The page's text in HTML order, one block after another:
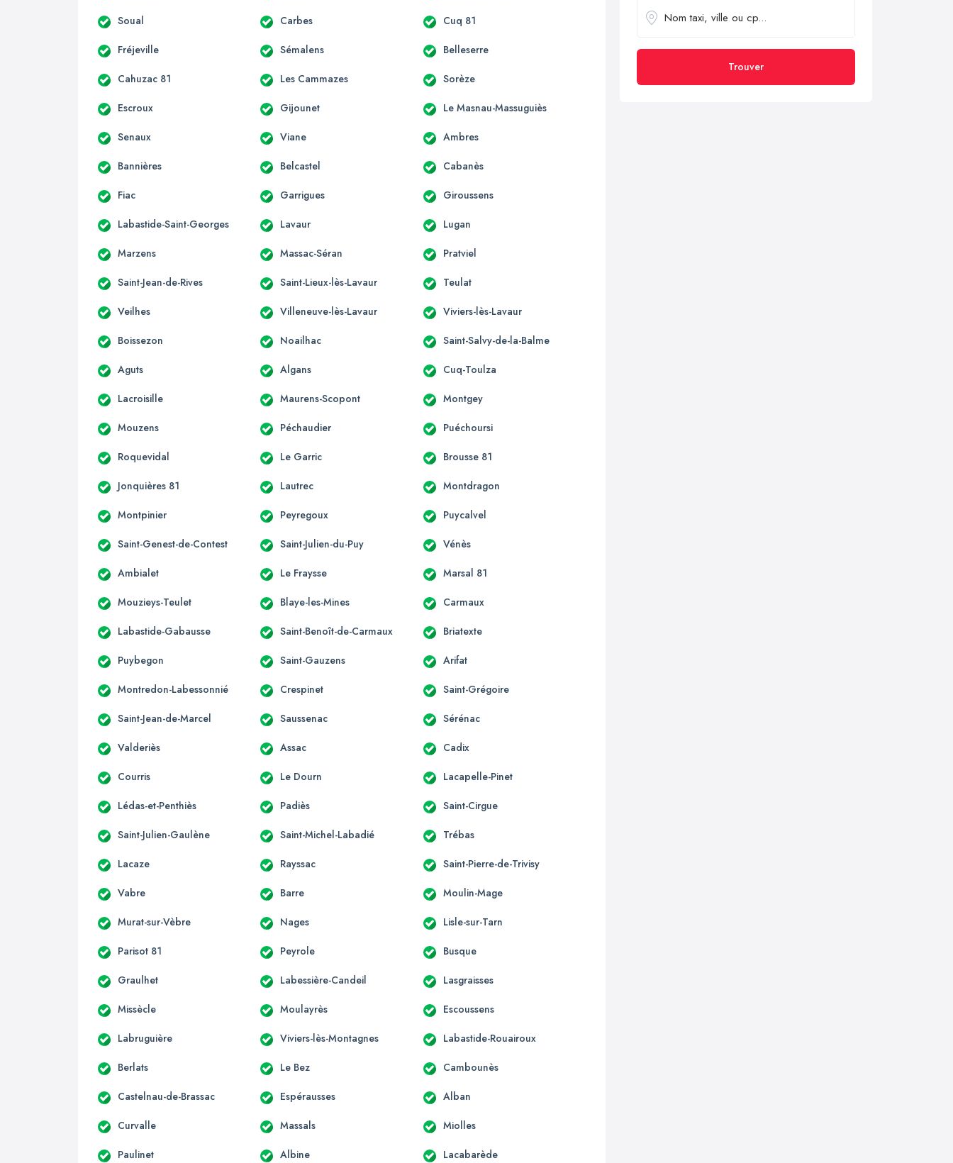
Soual Carbes Cuq 81
Fréjeville Sémalens Belleserre
Cahuzac 81 Les Cammazes Sorèze
Escroux Gijounet Le Masnau-Massuguiès
Senaux Viane Ambres
Bannières Belcastel Cabanès
Fiac Garrigues Giroussens
Labastide-Saint-Georges Lavaur Lugan
Marzens Massac-Séran Pratviel
Saint-Jean-de-Rives Saint-Lieux-lès-Lavaur Teulat
Veilhes Villeneuve-lès-Lavaur Viviers-lès-Lavaur
Boissezon Noailhac Saint-Salvy-de-la-Balme
Aguts Algans Cuq-Toulza
Lacroisille Maurens-Scopont Montgey
Mouzens Péchaudier Puéchoursi
Roquevidal Le Garric Brousse 81
Jonquières 81 Lautrec Montdragon
Montpinier Peyregoux Puycalvel
Saint-Genest-de-Contest Saint-Julien-du-Puy Vénès
Ambialet Le Fraysse Marsal 81
Mouzieys-Teulet Blaye-les-Mines Carmaux
Labastide-Gabausse Saint-Benoît-de-Carmaux Briatexte
Puybegon Saint-Gauzens Arifat
Montredon-Labessonnié Crespinet Saint-Grégoire
Saint-Jean-de-Marcel Saussenac Sérénac
Valderiès Assac Cadix
Courris Le Dourn Lacapelle-Pinet
Lédas-et-Penthiès Padiès Saint-Cirgue
Saint-Julien-Gaulène Saint-Michel-Labadié Trébas
Lacaze Rayssac Saint-Pierre-de-Trivisy
Vabre Barre Moulin-Mage
Murat-sur-Vèbre Nages Lisle-sur-Tarn
Parisot 81 Peyrole Busque
Graulhet Labessière-Candeil Lasgraisses
Missècle Moulayrès Escoussens
Labruguière Viviers-lès-Montagnes Labastide-Rouairoux
Berlats Le Bez Cambounès
Castelnau-de-Brassac Espérausses Alban
Curvalle Massals Miolles
Paulinet Albine Lacabarède
Trouver